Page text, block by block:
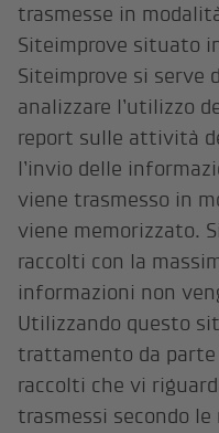
trasmesse in
Siteimprove situato
Siteimprove si serve
analizzare l’utilizzo
report sulle attività
l’invio delle
viene trasmesso in
viene memorizzato.
raccolti con la
informazioni non
Utilizzando questo
trattamento da parte
raccolti che vi
trasmessi secondo